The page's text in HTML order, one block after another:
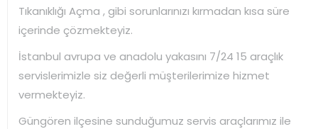
Tıkanıklığı Açma , gibi sorunlarınızı kırmadan kısa süre
içerinde çözmekteyiz.
İstanbul avrupa ve anadolu yakasını 7/24 15 araçlık
servislerimizle siz değerli müşterilerimize hizmet
vermekteyiz.
Güngören ilçesine sunduğumuz servis araçlarımız ile